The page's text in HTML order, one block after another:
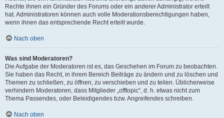
Rechte ihnen ein Gründer des Forums oder ein anderer Administrator erteilt
hat. Administratoren können auch volle Moderationsberechtigungen haben,
wenn ihnen das entsprechende Recht erteilt wurde.
Nach oben
Was sind Moderatoren?
Die Aufgabe der Moderatoren ist es, das Geschehen im Forum zu beobachten.
Sie haben das Recht, in ihrem Bereich Beiträge zu ändern und zu löschen und
Themen zu schließen, zu öffnen, zu verschieben und zu teilen. Üblicherweise
verhindern Moderatoren, dass Mitglieder „offtopic“, d. h. etwas nicht zum
Thema Passendes, oder Beleidigendes bzw. Angreifendes schreiben.
Nach oben